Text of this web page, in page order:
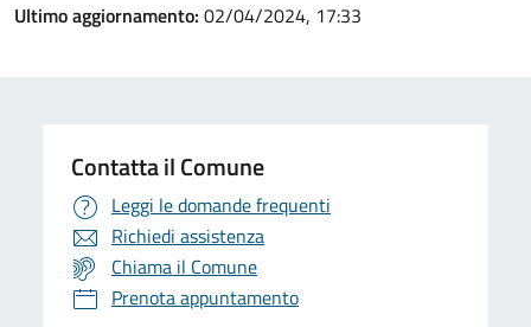
Ultimo aggiornamento: 02/04/2024, 17:33
Contatta il Comune
Leggi le domande frequenti
Richiedi assistenza
Chiama il Comune
Prenota appuntamento